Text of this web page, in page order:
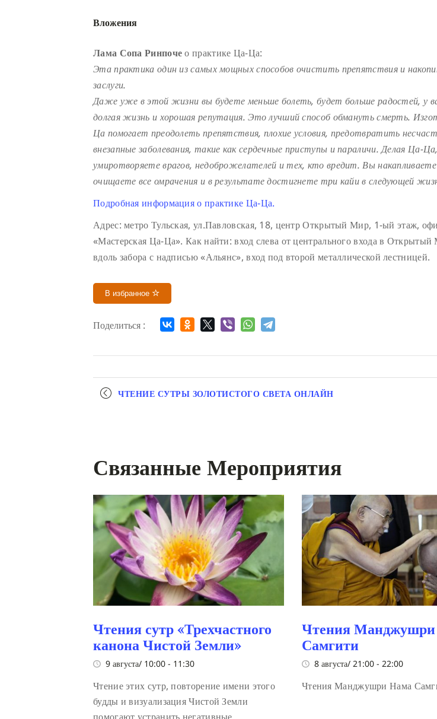
Вложения
Лама Сопа Ринпочео практике Ца-Ца:
Эта практика один из самых мощных способов очистить препятствия и
заслуги.
Даже уже в этой жизни вы будете меньше болеть, будет больше радостей, у
долгая жизнь и хорошая репутация. Это лучший способ обмануть смерть.
Ца помогает преодолеть препятствия, плохие условия, предотвратить
внезапные заболевания, такие как сердечные приступы и параличи. Делая Ца-
умиротворяете врагов, недоброжелателей и тех, кто вредит. Вы накапливаете
очищаете все омрачения и в результате достигнете три кайи в следующей
Подробная информация о практике Ца-Ца.
Адрес: метро Тульская, ул.Павловская, 18, центр Открытый Мир, 1-ый этаж,
«Мастерская Ца-Ца». Как найти: вход слева от центрального входа в
вдоль забора с надписью «Альянс», вход под второй металлической лестницей.
В избранное
Поделиться :
Мероприятие
ЧТЕНИЕ СУТРЫ ЗОЛОТИСТОГО СВЕТА ОНЛАЙН
Связанные Мероприятия
Чтения сутр «Трехчастного
канона Чистой Земли»
9 августа/ 10:00 - 11:30
Чтение этих сутр, повторение имени этого
будды и визуализация Чистой Земли
Чтения
Самгити
8 августа/ 21:00- 22:00
Чтения Манджушри Нама